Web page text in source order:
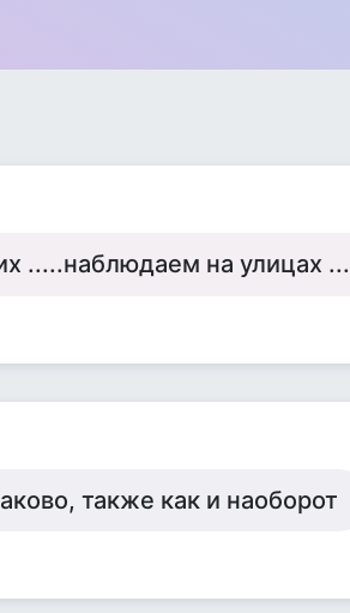
.....наблюдаем на улицах ...
также как и наоборот